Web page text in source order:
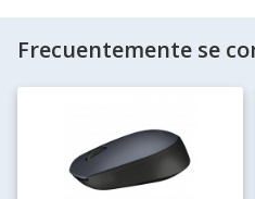
Frecuentemente se